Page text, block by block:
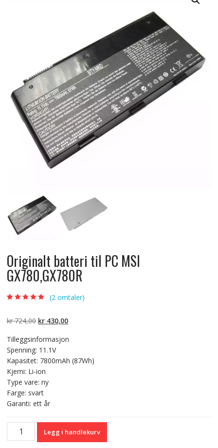
Originalt batteri til PC MSI
GX780,GX780R
kundevurderinger
(2omtaler)
kr724,00 Opprinnelig
var:
kr 724,00.
kr430,00Nåværende
er:
Tilleggsinformasjon
Spenning: 11.1V
Kapasitet: 7800mAh (87Wh)
Kjemi: Li-ion
Type vare: ny
Farge: svart
Garanti: ett år
Originalt
batteri
Legg i handlekurv